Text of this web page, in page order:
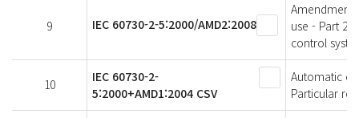
9 IEC 60730-2-5:2000/AMD2:2008
Amendment
use - Part 2-
control
10
IEC 60730-2-
5:2000+AMD1:2004 CSV
Automatic
Particular